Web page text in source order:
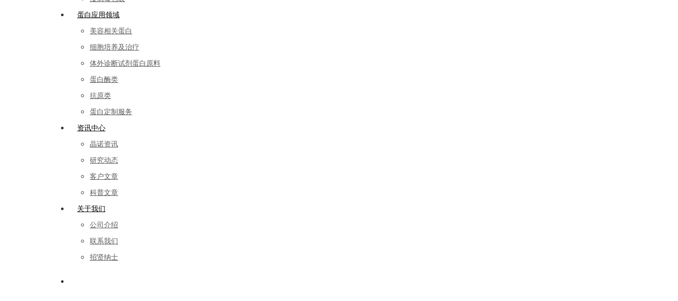
蛋白应用领域
美容相关蛋白
细胞培养及治疗
体外诊断试剂蛋白原料
蛋白酶类
抗原类
蛋白定制服务
资讯中心
晶诺资讯
研究动态
客户文章
科普文章
关于我们
公司介绍
联系我们
招贤纳士